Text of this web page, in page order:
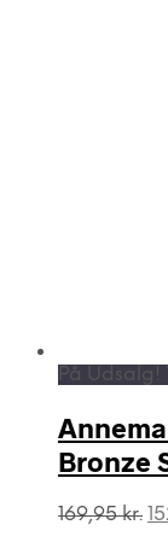
På Udsalg!
Bronze
169,95kr.